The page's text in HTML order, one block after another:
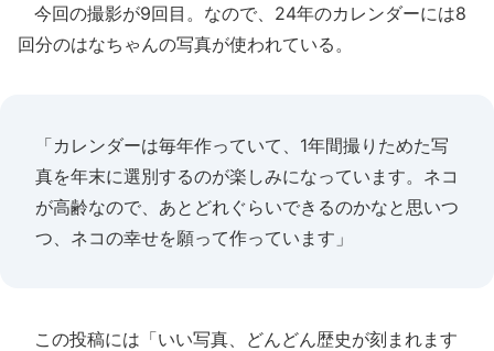
今回の撮影が9回目。なので、24年のカレンダーには8
回分のはなちゃんの写真が使われている。
「カレンダーは毎年作っていて、1年間撮りためた写
真を年末に選別するのが楽しみになっています。ネコ
が高齢なので、あとどれぐらいできるのかなと思いつ
つ、ネコの幸せを願って作っています」
この投稿には「いい写真、どんどん歴史が刻まれます